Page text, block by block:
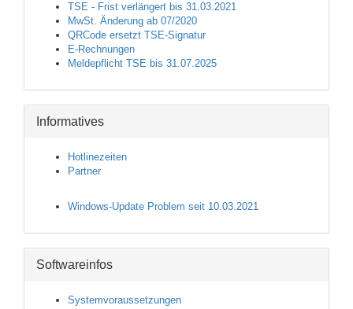
TSE - Frist verlängert bis 31.03.2021
MwSt. Änderung ab 07/2020
QRCode ersetzt TSE-Signatur
E-Rechnungen
Meldepflicht TSE bis 31.07.2025
Informatives
Hotlinezeiten
Partner
Windows-Update Problem seit 10.03.2021
Softwareinfos
Systemvoraussetzungen